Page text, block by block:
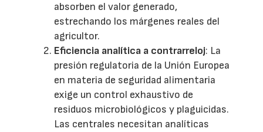
absorben el valor generado,
estrechando los márgenes reales del
agricultor.
Eficiencia analítica a contrarreloj: La
presión regulatoria de la Unión Europea
en materia de seguridad alimentaria
exige un control exhaustivo de
residuos microbiológicos y plaguicidas.
Las centrales necesitan analíticas